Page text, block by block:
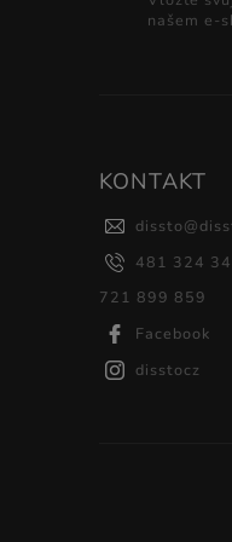
našem e-
KONTAKT
dissto@
481 324
721 899 859
Facebook
disstocz